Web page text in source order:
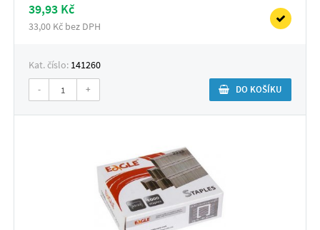
39,93 Kč
33,00 Kč bez DPH
Kat. číslo: 141260
- + DO KOŠÍKU